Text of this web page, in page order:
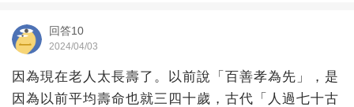
回答10
2024/04/03
因為現在老人太長壽了。以前說「百善孝為先」，是
因為以前平均壽命也就三四十歲，古代「人過七十古